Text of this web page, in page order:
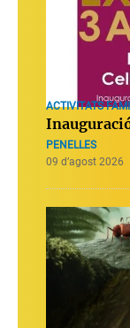
ACTIVITATS
PENELLES
09 d’agost 2026